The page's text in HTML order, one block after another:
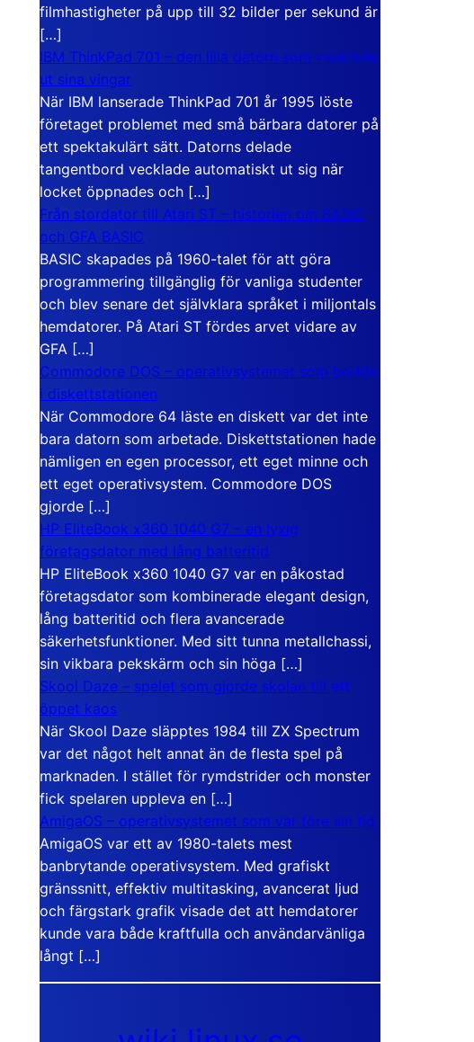
filmhastigheter på upp till 32 bilder per sekund är
[…]
IBM ThinkPad 701 – den lilla datorn som vecklade
ut sina vingar
När IBM lanserade ThinkPad 701 år 1995 löste
företaget problemet med små bärbara datorer på
ett spektakulärt sätt. Datorns delade
tangentbord vecklade automatiskt ut sig när
locket öppnades och […]
Från stordator till Atari ST – historien om BASIC
och GFA BASIC
BASIC skapades på 1960-talet för att göra
programmering tillgänglig för vanliga studenter
och blev senare det självklara språket i miljontals
hemdatorer. På Atari ST fördes arvet vidare av
GFA […]
Commodore DOS – operativsystemet som bodde
i diskettstationen
När Commodore 64 läste en diskett var det inte
bara datorn som arbetade. Diskettstationen hade
nämligen en egen processor, ett eget minne och
ett eget operativsystem. Commodore DOS
gjorde […]
HP EliteBook x360 1040 G7 – en lyxig
företagsdator med lång batteritid
HP EliteBook x360 1040 G7 var en påkostad
företagsdator som kombinerade elegant design,
lång batteritid och flera avancerade
säkerhetsfunktioner. Med sitt tunna metallchassi,
sin vikbara pekskärm och sin höga […]
Skool Daze – spelet som gjorde skolan till ett
öppet kaos
När Skool Daze släpptes 1984 till ZX Spectrum
var det något helt annat än de flesta spel på
marknaden. I stället för rymdstrider och monster
fick spelaren uppleva en […]
AmigaOS – operativsystemet som var före sin tid
AmigaOS var ett av 1980-talets mest
banbrytande operativsystem. Med grafiskt
gränssnitt, effektiv multitasking, avancerat ljud
och färgstark grafik visade det att hemdatorer
kunde vara både kraftfulla och användarvänliga
långt […]